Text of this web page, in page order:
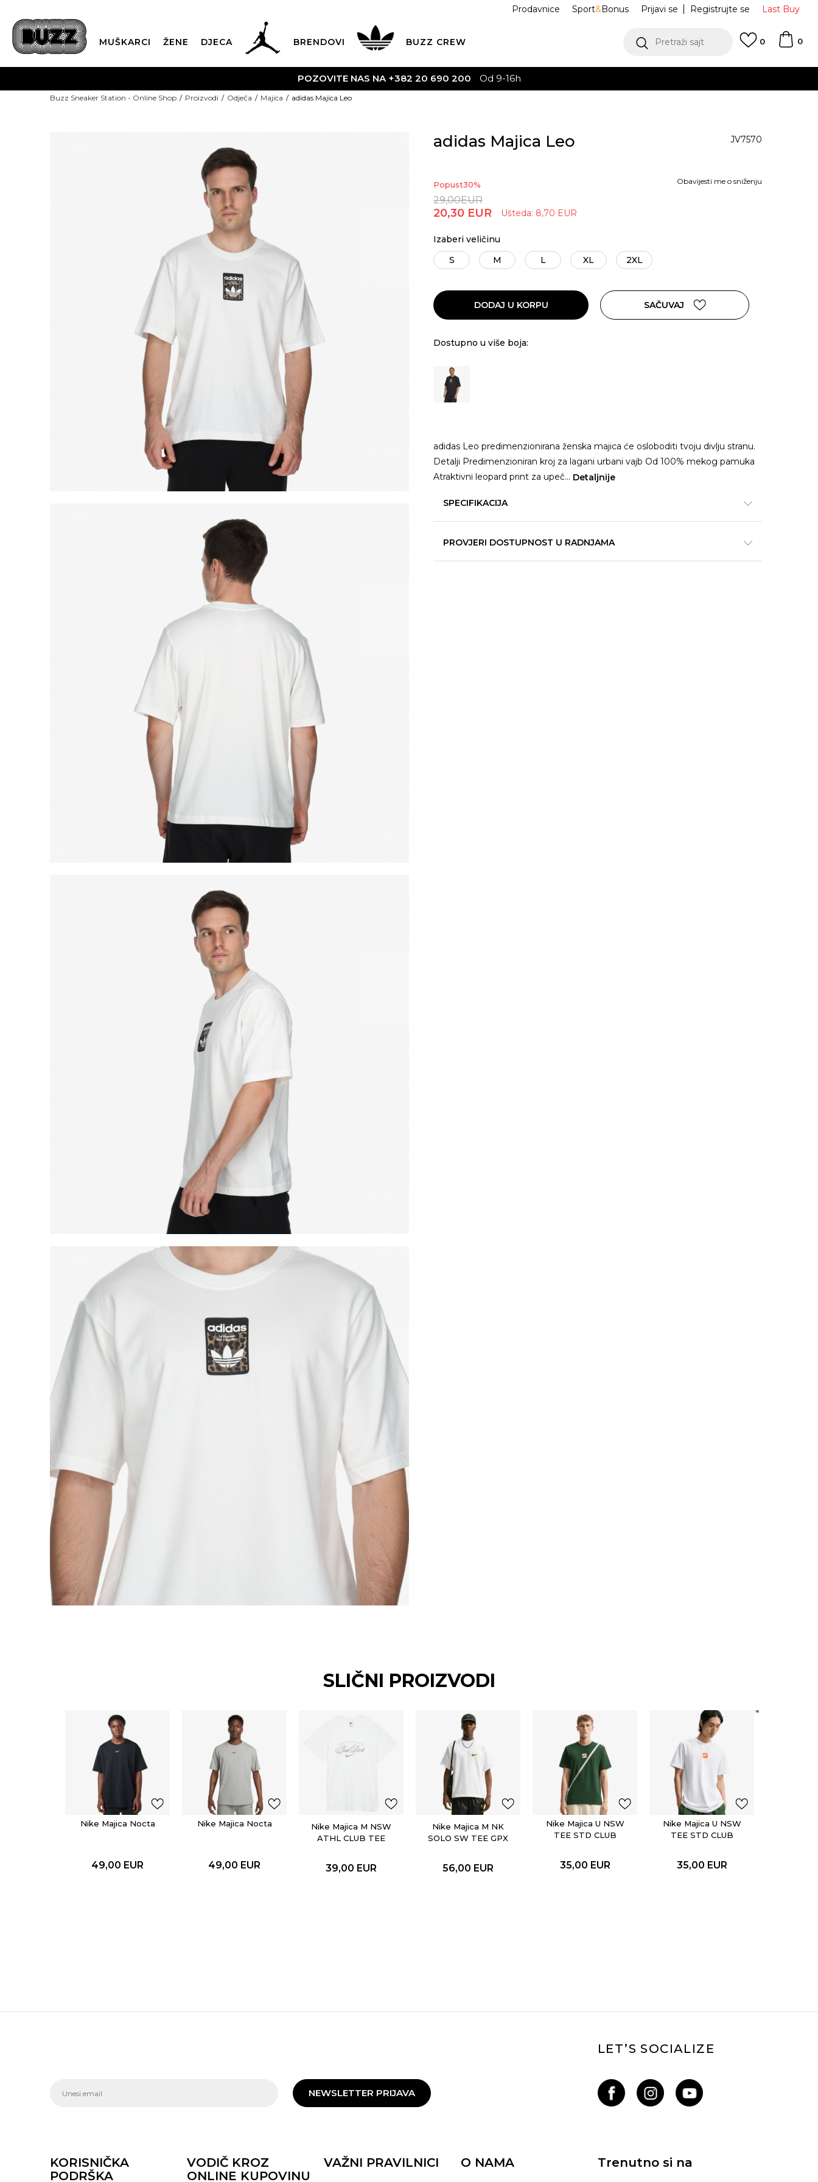
Last Buy
Prijavi se Registrujte se
Prodavnice Sport&Bonus
MUŠKARCI ŽENE DJECA BRENDOVI BUZZ CREW Pretraži sajt 0
0
POZOVITE NAS NA +382 20 690 200 Od 9-16h
Buzz Sneaker Station - Online Shop Proizvodi Odjeća Majica adidas Majica Leo
adidas Majica Leo JV7570
Popust30%
29,00EUR
20,30 EUR Ušteda: 8,70 EUR
Obavijesti me o sniženju
Izaberi veličinu
S
M L XL 2XL
DODAJ U KORPU SAČUVAJ
Dostupno u više boja:
adidas Leo predimenzionirana ženska majica će osloboditi tvoju divlju stranu.
Detalji Predimenzioniran kroj za lagani urbani vajb Od 100% mekog pamuka
Atraktivni leopard print za upeč... Detaljnije
SPECIFIKACIJA
PROVJERI DOSTUPNOST U RADNJAMA
SLIČNI PROIZVODI
Nike Majica Nocta
49,00 EUR
Nike Majica Nocta
49,00 EUR
Nike Majica M NSW
ATHL CLUB TEE
39,00 EUR
Nike Majica M NK
SOLO SW TEE GPX
56,00 EUR
Nike Majica U NSW
TEE STD CLUB
35,00 EUR
Nike Majica U NSW
TEE STD CLUB
35,00 EUR
NEWSLETTER PRIJAVA
LET’S SOCIALIZE
KORISNIČKA
PODRŠKA
VODIČ KROZ
ONLINE KUPOVINU
VAŽNI PRAVILNICI O NAMA Trenutno si na